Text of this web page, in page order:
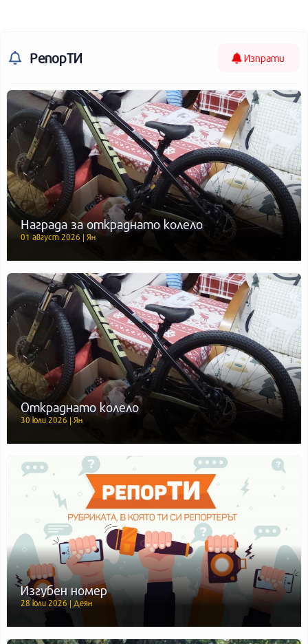
РепорТИ Изпрати
Награда за откраднато колело
01 август 2026 | Ян
Откраднато колело
30 юли 2026 | Ян
Изгубен номер
28 юли 2026 | Деян